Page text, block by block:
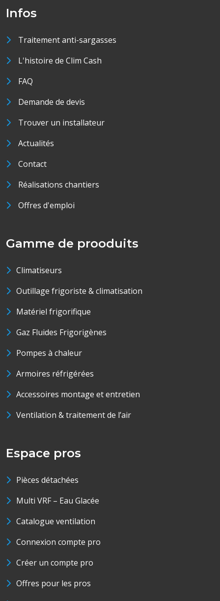
Infos
Traitement anti-sargasses
L'histoire de Clim Cash
FAQ
Demande de devis
Trouver un installateur
Actualités
Contact
Réalisations chantiers
Offres d'emploi
Gamme de prooduits
Climatiseurs
Outillage frigoriste & climatisation
Matériel frigorifique
Gaz Fluides Frigorigènes
Pompes à chaleur
Armoires réfrigérées
Accessoires montage et entretien
Ventilation & traitement de l’air
Espace pros
Pièces détachées
Multi VRF – Eau Glacée
Catalogue ventilation
Connexion compte pro
Créer un compte pro
Offres pour les pros